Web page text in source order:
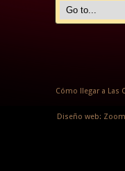
Cómo llegar a Las
Diseño web: